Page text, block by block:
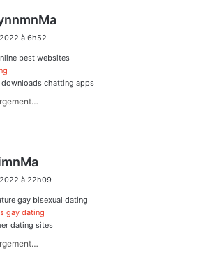
à 6h52
best websites
downloads chatting apps
t
:
à 22h09
gay bisexual dating
gay dating
dating sites